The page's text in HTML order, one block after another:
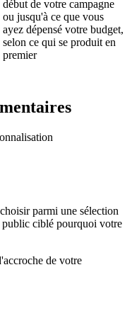
début de votre campagne
ou jusqu'à ce que vous
ayez dépensé votre budget,
selon ce qui se produit en
premier
parmi une sélection
public ciblé pourquoi votre
de votre